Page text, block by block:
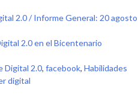
2.0 / Informe General: 20 agosto
2.0 en el Bicentenario
Digital 2.0, facebook, Habilidades
digital